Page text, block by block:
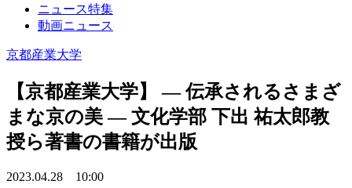
ニュース特集
動画ニュース
京都産業大学
【京都産業大学】 — 伝承されるさまざ
まな京の美 — 文化学部 下出 祐太郎教
授ら著書の書籍が出版
2023.04.28 10:00